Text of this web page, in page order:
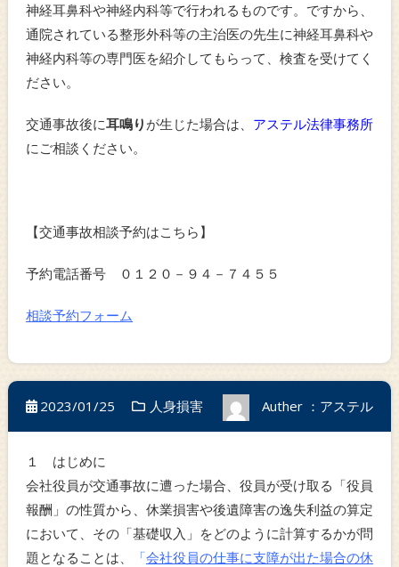
神経耳鼻科や神経内科等で行われるものです。ですから、
通院されている整形外科等の主治医の先生に神経耳鼻科や
神経内科等の専門医を紹介してもらって、検査を受けてく
ださい。
交通事故後に耳鳴り が生じた場合は、 アステル法律事務所
にご相談ください。
【交通事故相談予約はこちら】
予約電話番号 ０１２０－９４－７４５５
相談予約フォーム
2023/01/25 人身損害 Auther ：アステル
１ はじめに
会社役員が交通事故に遭った場合、役員が受け取る「役員
報酬」の性質から、休業損害や後遺障害の逸失利益の算定
において、その「基礎収入」をどのように計算するかが問
題となることは、
「会社役員の仕事に支障が出た場合の休